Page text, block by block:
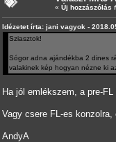
« Új hozzászólás
Idézetet írta: jani vagyok -
Sziasztok!
Sógor adna ajándékba 2 dines
valakinek kép hogyan nézne ki
Ha jól emlékszem, a pre-
Vagy csere FL-es
AndyA